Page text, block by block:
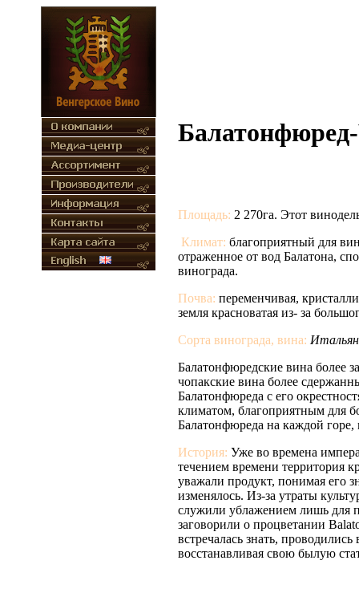
Площадь: 2 270га. Этот
Климат: благоприятный для
отраженное от вод Балатона,
винограда.
Почва: переменчивая,
земля красноватая из- за
Сорта винограда, вина:
Балатонфюредские вина более
чопакские вина более
Балатонфюреда с его
климатом, благоприятным для
Балатонфюреда на каждой
История: Уже во времена
течением времени территория
уважали продукт, понимая его
изменялось. Из-за утраты
служили ублажением лишь для
заговорили о процветании
встречалась знать,
восстанавливая свою былую